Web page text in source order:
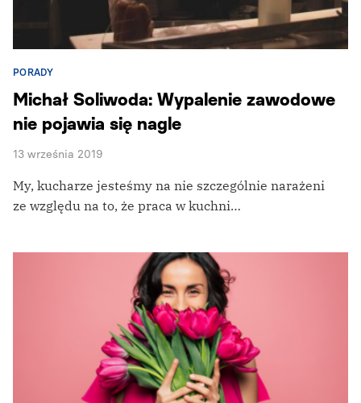
PORADY
Michał Soliwoda: Wypalenie zawodowe
nie pojawia się nagle
13 września 2019
My, kucharze jesteśmy na nie szczególnie narażeni
ze względu na to, że praca w kuchni…